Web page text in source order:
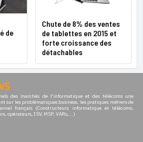
de
Chute de 8% des ventes
de tablettes en 2015 et
forte croissance des
détachables
des marchés de l'informatique et des télécoms une
sur les problématiques business, les pratiques métiers de
français (Constructeurs informatique et télécoms,
opérateurs, ISV, MSP, VARs,...)